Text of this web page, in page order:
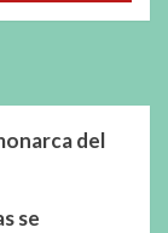
del
se